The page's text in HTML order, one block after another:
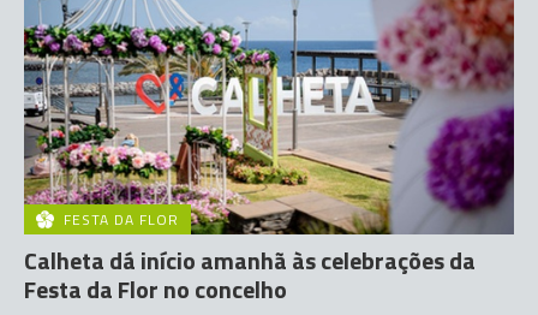
FESTA DA FLOR
Calheta dá início amanhã às celebrações da
Festa da Flor no concelho